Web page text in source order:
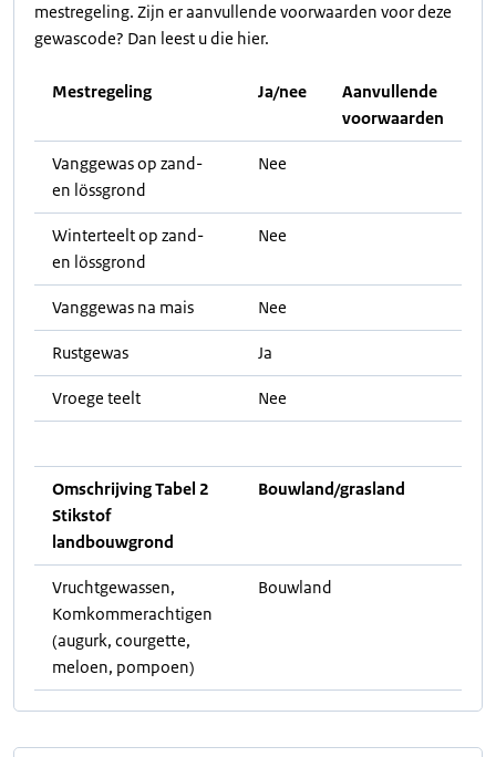
mestregeling. Zijn er aanvullende voorwaarden voor deze
gewascode? Dan leest u die hier.
Mestregeling Ja/nee
Aanvullende
voorwaarden
Vanggewas op zand-
en lössgrond
Nee
Winterteelt op zand-
en lössgrond
Nee
Vanggewas na mais Nee
Rustgewas Ja
Vroege teelt Nee
Omschrijving Tabel 2
Stikstof
landbouwgrond
Bouwland/grasland
Vruchtgewassen,
Komkommerachtigen
(augurk, courgette,
meloen, pompoen)
Bouwland